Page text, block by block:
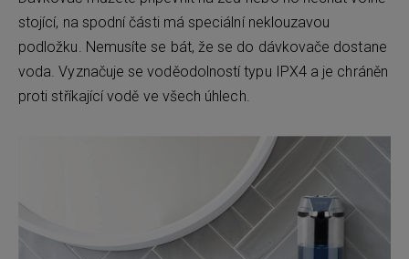
stojící, na spodní části má speciální neklouzavou
podložku. Nemusíte se bát, že se do dávkovače dostane
voda. Vyznačuje se voděodolností typu IPX4 a je chráněn
proti stříkající vodě ve všech úhlech.